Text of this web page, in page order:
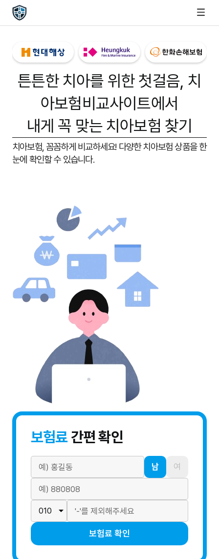
튼튼한 치아를 위한 첫걸음, 치
아보험비교사이트에서
내게 꼭 맞는 치아보험 찾기
치아보험, 꼼꼼하게 비교하세요! 다양한 치아보험 상품을 한
눈에 확인할 수 있습니다.
보험료간편 확인
남 여
보험료 확인